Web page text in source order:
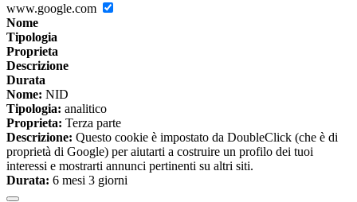
www.google.com
Nome
Tipologia
Proprieta
Descrizione
Durata
Nome: NID
Tipologia: analitico
Proprieta: Terza parte
Descrizione: Questo cookie è impostato da DoubleClick (che è di
proprietà di Google) per aiutarti a costruire un profilo dei tuoi
interessi e mostrarti annunci pertinenti su altri siti.
Durata: 6 mesi 3 giorni